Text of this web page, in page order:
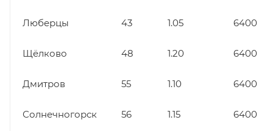
Люберцы 43 1.05 6400
Щёлково 48 1.20 6400
Дмитров 55 1.10 6400
Солнечногорск 56 1.15 6400